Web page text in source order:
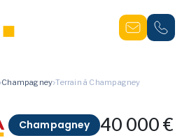
Champagney Terrain à Champagney
Champagney 40 000 €